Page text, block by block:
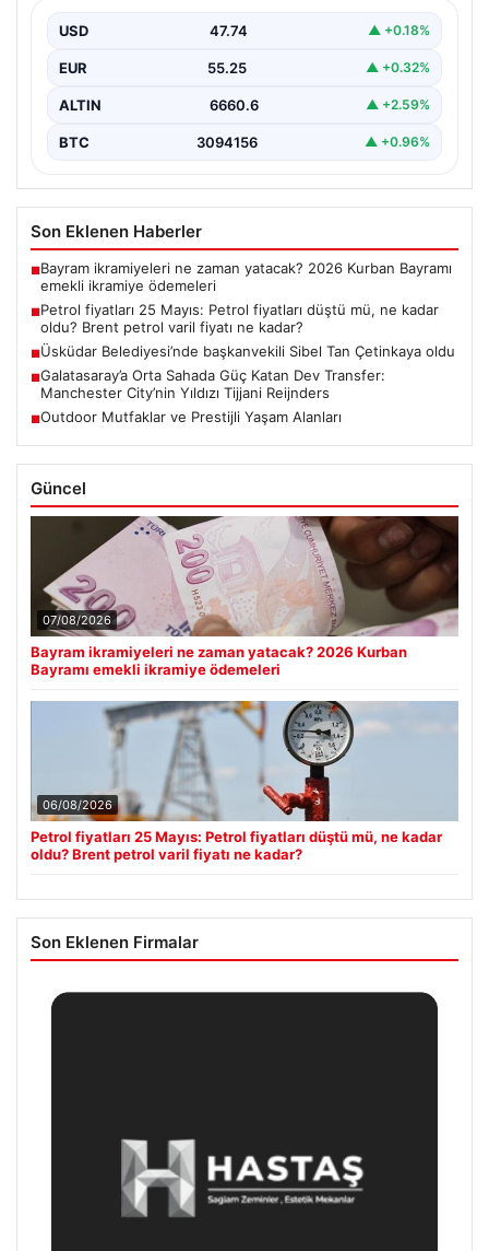
USD 47.74 ▲ +0.18%
EUR 55.25 ▲ +0.32%
ALTIN 6660.6 ▲ +2.59%
BTC 3094156 ▲ +0.96%
Son Eklenen Haberler
■Bayram ikramiyeleri ne zaman yatacak? 2026 Kurban Bayramı
emekli ikramiye ödemeleri
■Petrol fiyatları 25 Mayıs: Petrol fiyatları düştü mü, ne kadar
oldu? Brent petrol varil fiyatı ne kadar?
■Üsküdar Belediyesi’nde başkanvekili Sibel Tan Çetinkaya oldu
■Galatasaray’a Orta Sahada Güç Katan Dev Transfer:
Manchester City’nin Yıldızı Tijjani Reijnders
■Outdoor Mutfaklar ve Prestijli Yaşam Alanları
Güncel
07/08/2026
Bayram ikramiyeleri ne zaman yatacak? 2026 Kurban
Bayramı emekli ikramiye ödemeleri
06/08/2026
Petrol fiyatları 25 Mayıs: Petrol fiyatları düştü mü, ne kadar
oldu? Brent petrol varil fiyatı ne kadar?
Son Eklenen Firmalar